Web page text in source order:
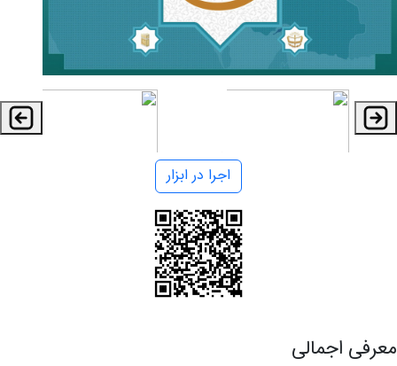
اجرا در ابزار
معرفی اجمالی